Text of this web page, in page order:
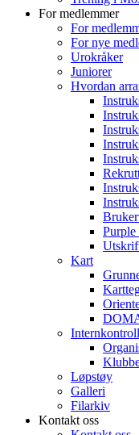
For medlemmer
For
For nye
Urokråker
Juniorer
Hvordan
Purple
Kart
Internkontroll
Løpstøy
Galleri
Filarkiv
Kontakt oss